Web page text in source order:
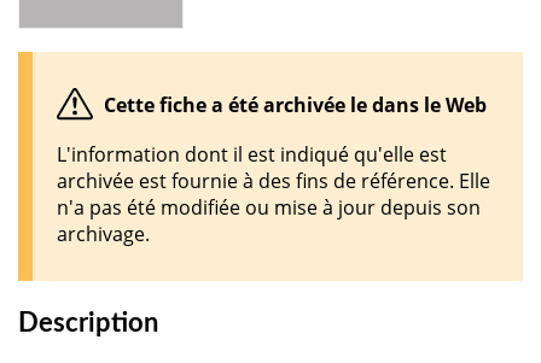
Cette fiche a été archivée le dans le Web
L'information dont il est indiqué qu'elle est
archivée est fournie à des fins de référence. Elle
n'a pas été modifiée ou mise à jour depuis son
archivage.
Description